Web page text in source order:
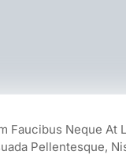
Faucibus Neque At
Pellentesque,